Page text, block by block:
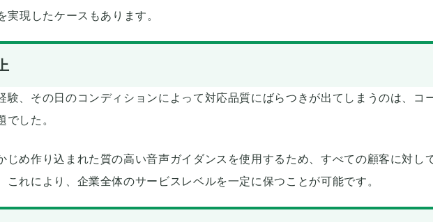
実現したケースもあります。
験、その日のコンディションによって対応品質にばらつきが出てしまうのは、コ
でした。
じめ作り込まれた質の高い音声ガイダンスを使用するため、すべての顧客に対し
これにより、企業全体のサービスレベルを一定に保つことが可能です。